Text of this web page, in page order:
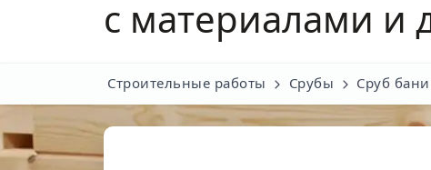
с материалами и
Строительные работы Срубы Сруб